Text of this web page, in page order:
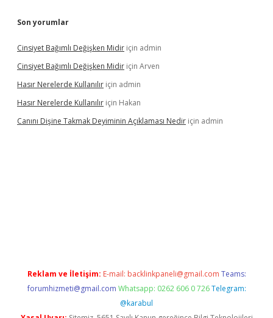
Son yorumlar
Cinsiyet Bağımlı Değişken Midir için admin
Cinsiyet Bağımlı Değişken Midir için Arven
Hasır Nerelerde Kullanılır için admin
Hasır Nerelerde Kullanılır için Hakan
Canını Dişine Takmak Deyiminin Açıklaması Nedir için admin
Reklam ve İletişim: E-mail: backlinkpaneli@gmail.com Teams:
forumhizmeti@gmail.com Whatsapp: 0262 606 0 726 Telegram:
@karabul